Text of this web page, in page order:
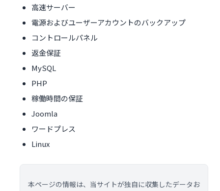
高速サーバー
電源およびユーザーアカウントのバックアップ
コントロールパネル
返金保証
MySQL
PHP
稼働時間の保証
Joomla
ワードプレス
Linux
本ページの情報は、当サイトが独自に収集したデータお